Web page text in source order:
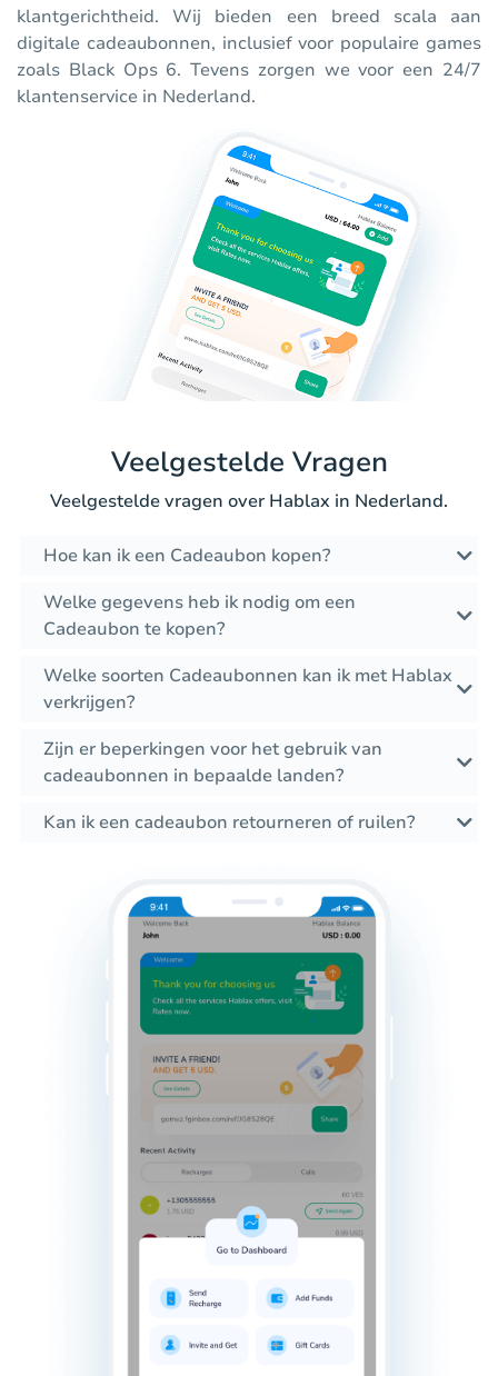
klantgerichtheid. Wij bieden een breed scala aan
digitale cadeaubonnen, inclusief voor populaire games
zoals Black Ops 6. Tevens zorgen we voor een 24/7
klantenservice in Nederland.
Veelgestelde Vragen
Veelgestelde vragen over Hablax in Nederland.
Hoe kan ik een Cadeaubon kopen?
Welke gegevens heb ik nodig om een
Cadeaubon te kopen?
Welke soorten Cadeaubonnen kan ik met Hablax
verkrijgen?
Zijn er beperkingen voor het gebruik van
cadeaubonnen in bepaalde landen?
Kan ik een cadeaubon retourneren of ruilen?